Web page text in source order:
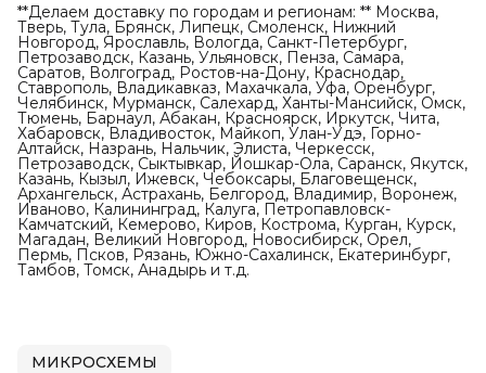
**Делаем доставку по городам и регионам: ** Москва,
Тверь, Тула, Брянск, Липецк, Смоленск, Нижний
Новгород, Ярославль, Вологда, Санкт-Петербург,
Петрозаводск, Казань, Ульяновск, Пенза, Самара,
Саратов, Волгоград, Ростов-на-Дону, Краснодар,
Ставрополь, Владикавказ, Махачкала, Уфа, Оренбург,
Челябинск, Мурманск, Салехард, Ханты-Мансийск, Омск,
Тюмень, Барнаул, Абакан, Красноярск, Иркутск, Чита,
Хабаровск, Владивосток, Майкоп, Улан-Удэ, Горно-
Алтайск, Назрань, Нальчик, Элиста, Черкесск,
Петрозаводск, Сыктывкар, Йошкар-Ола, Саранск, Якутск,
Казань, Кызыл, Ижевск, Чебоксары, Благовещенск,
Архангельск, Астрахань, Белгород, Владимир, Воронеж,
Иваново, Калининград, Калуга, Петропавловск-
Камчатский, Кемерово, Киров, Кострома, Курган, Курск,
Магадан, Великий Новгород, Новосибирск, Орел,
Пермь, Псков, Рязань, Южно-Сахалинск, Екатеринбург,
Тамбов, Томск, Анадырь и т.д.
МИКРОСХЕМЫ